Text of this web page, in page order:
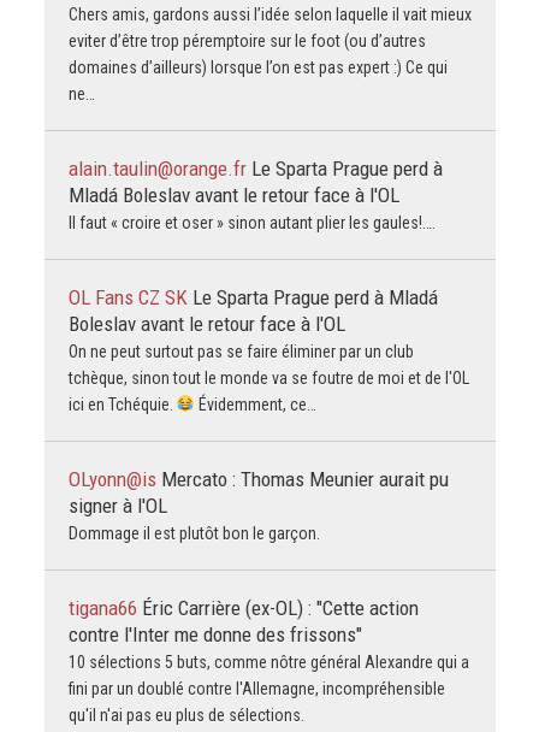
Chers amis, gardons aussi l’idée selon laquelle il vait mieux
eviter d’être trop péremptoire sur le foot (ou d’autres
domaines d’ailleurs) lorsque l’on est pas expert :) Ce qui
ne…
alain.taulin@orange.fr Le Sparta Prague perd à
Mladá Boleslav avant le retour face à l'OL
Il faut « croire et oser » sinon autant plier les gaules!….
OL Fans CZ SK Le Sparta Prague perd à Mladá
Boleslav avant le retour face à l'OL
On ne peut surtout pas se faire éliminer par un club
tchèque, sinon tout le monde va se foutre de moi et de l'OL
ici en Tchéquie.
Évidemment, ce…
OLyonn@is Mercato : Thomas Meunier aurait pu
signer à l'OL
Dommage il est plutôt bon le garçon.
tigana66 Éric Carrière (ex-OL) : "Cette action
contre l'Inter me donne des frissons"
10 sélections 5 buts, comme nôtre général Alexandre qui a
fini par un doublé contre l'Allemagne, incompréhensible
qu'il n'ai pas eu plus de sélections.